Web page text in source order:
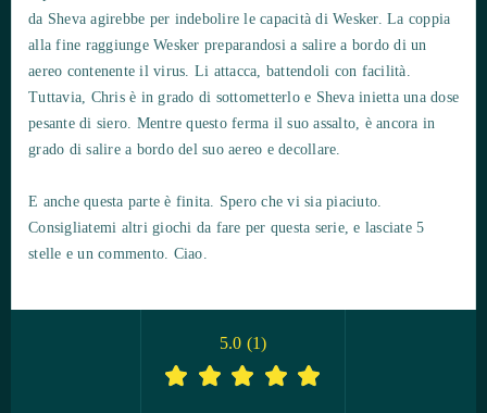
da Sheva agirebbe per indebolire le capacità di Wesker. La coppia
alla fine raggiunge Wesker preparandosi a salire a bordo di un
aereo contenente il virus. Li attacca, battendoli con facilità.
Tuttavia, Chris è in grado di sottometterlo e Sheva inietta una dose
pesante di siero. Mentre questo ferma il suo assalto, è ancora in
grado di salire a bordo del suo aereo e decollare.
E anche questa parte è finita. Spero che vi sia piaciuto.
Consigliatemi altri giochi da fare per questa serie, e lasciate 5
stelle e un commento. Ciao.
5.0 (1)